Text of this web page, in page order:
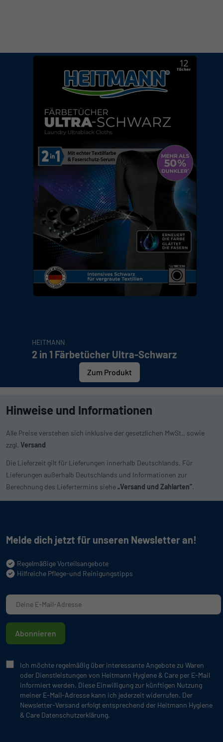
HEITMANN
2 in 1 Färbetücher Ultra-Schwarz
Zum Produkt
Hinweise und Informationen
Alle Preise verstehen sich inklusive der gesetzlichen MwSt., sowie
zzgl. Versand
Die Lieferzeit gilt für Lieferungen innerhalb Deutschlands. Für
Lieferungen außerhalb Deutschlands und Informationen zur
Berechnung des Liefertermins siehe„Versand und Zahlarten“.
Melde dich jetzt für unseren Newsletter an!
Regelmäßige Vorteilsangebote
Hilfreiche Pflege-und Reinigungstipps
Abonnieren
Ich möchte regelmäßig über interessante Angebote zu Waren
oder Dienstleistungen von Heitmann Hygiene & Care per E-Mail
informiert werden. Diese Einwilligung zur künftigen Nutzung
meiner E-Mail-Adresse kann ich jederzeit widerrufen. Der
Newsletter-Versand erfolgt entsprechend der Heitmann Hygiene
& Care Datenschutzerklärung.